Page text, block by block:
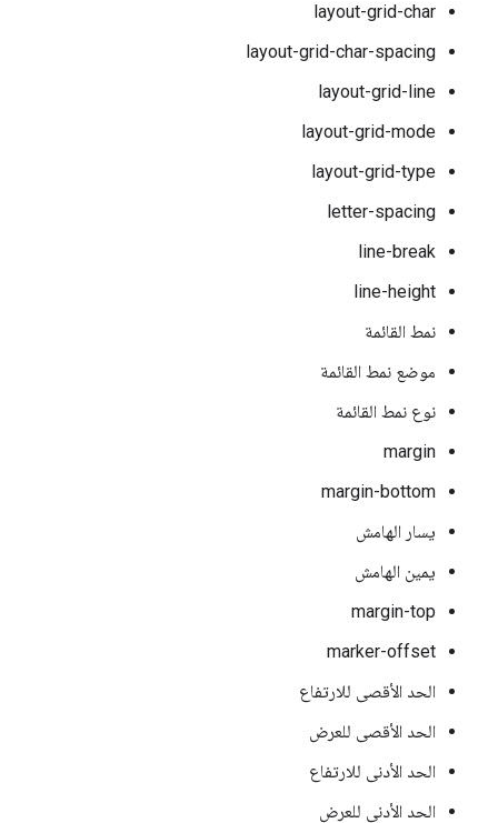
layout-grid-char
layout-grid-char-spacing
layout-grid-line
layout-grid-mode
layout-grid-type
letter-spacing
line-break
line-height
نمط القائمة
موضع نمط القائمة
نوع نمط القائمة
margin
margin-bottom
يسار الهامش
يمين الهامش
margin-top
marker-offset
الحد الأقصى للارتفاع
الحد الأقصى للعرض
الحد الأدنى للارتفاع
الحد الأدنى للعرض